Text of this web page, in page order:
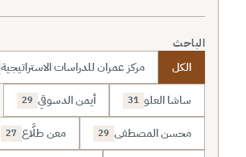
الباحث
الكل مركز عمران للدراسات الاستراتيجية
ساشا العلو 31 أيمن الدسوقي 29
محسن المصطفى 29 معن طلَّاع 27